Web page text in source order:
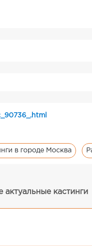
в городе Москва
актуальные кастинги